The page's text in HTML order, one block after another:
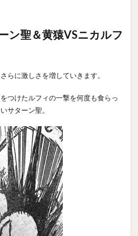
ン聖＆黄猿VSニカルフ
らに激しさを増していきます。
つけたルフィの一撃を何度も食らっ
サターン聖。